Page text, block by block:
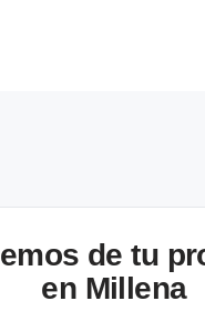
de tu
en Millena